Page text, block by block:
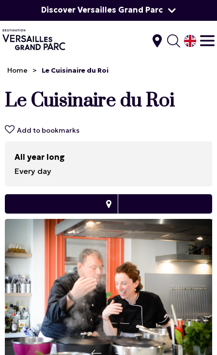
Discover Versailles Grand Parc
Home > Le Cuisinaire du Roi
Le Cuisinaire du Roi
Add to bookmarks
All year long
Every day